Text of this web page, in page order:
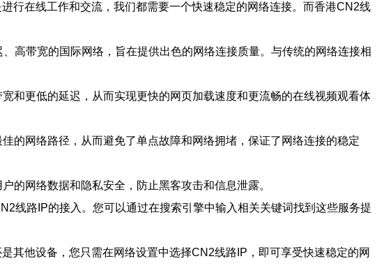
行在线工作和交流，我们都需要一个快速稳定的网络连接。而香港CN2线
高带宽的国际网络，旨在提供出色的网络连接质量。与传统的网络连接相
和更低的延迟，从而实现更快的网页加载速度和更流畅的在线视频观看体
的网络路径，从而避免了单点故障和网络拥堵，保证了网络连接的稳定
的网络数据和隐私安全，防止黑客攻击和信息泄露。
线路IP的接入。您可以通过在搜索引擎中输入相关关键词找到这些服务提
其他设备，您只需在网络设置中选择CN2线路IP，即可享受快速稳定的网